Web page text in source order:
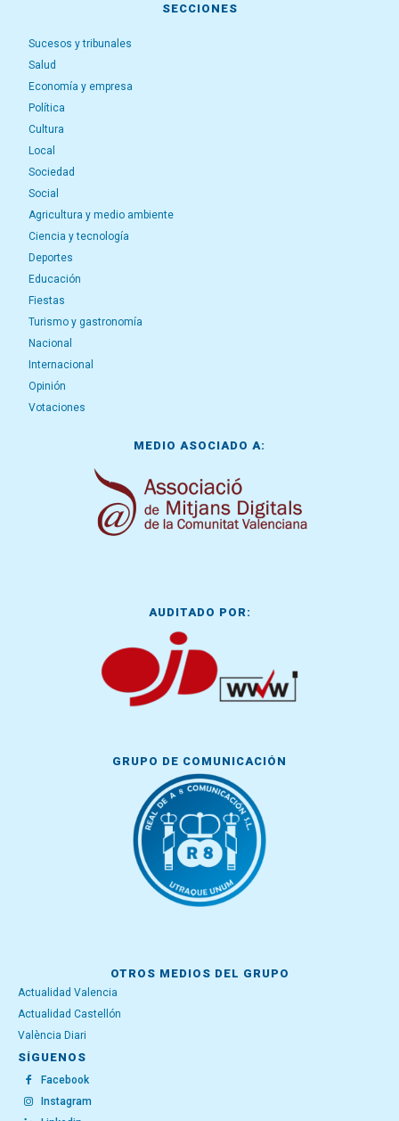
SECCIONES
Sucesos y tribunales
Salud
Economía y empresa
Política
Cultura
Local
Sociedad
Social
Agricultura y medio ambiente
Ciencia y tecnología
Deportes
Educación
Fiestas
Turismo y gastronomía
Nacional
Internacional
Opinión
Votaciones
MEDIO ASOCIADO A:
AUDITADO POR:
GRUPO DE COMUNICACIÓN
OTROS MEDIOS DEL GRUPO
Actualidad Valencia
Actualidad Castellón
València Diari
SÍGUENOS
Facebook
Instagram